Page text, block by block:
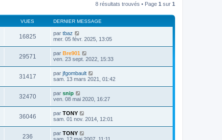
8 résultats trouvés • Page 1 sur 1
VUES DERNIER MESSAGE
16825 par tbaz
mer. 05 févr. 2025, 13:05
29571 par Bre901
ven. 23 sept. 2022, 15:33
31417 par jfgombault
sam. 13 mars 2021, 01:42
32470 par snip
ven. 08 mai 2020, 16:27
36046 par TONY
sam. 01 nov. 2014, 12:01
236 par TONY
sam. 12 mai 2007, 11:11